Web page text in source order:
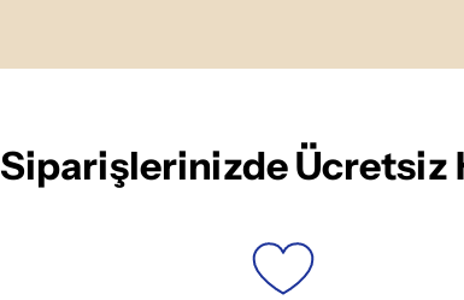
Siparişlerinizde Ücretsiz